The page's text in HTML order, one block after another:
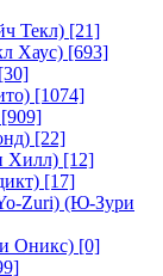
Текл) [21]
Хаус) [693]
[30]
[1074]
[909]
[22]
Хилл) [12]
[17]
Zuri) (Ю-Зури
Оникс) [0]